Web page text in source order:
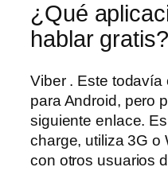
¿Qué
hablar gratis?
Viber . Este todavía
para Android, pero
siguiente enlace.
charge, utiliza 3G o
con otros usuarios